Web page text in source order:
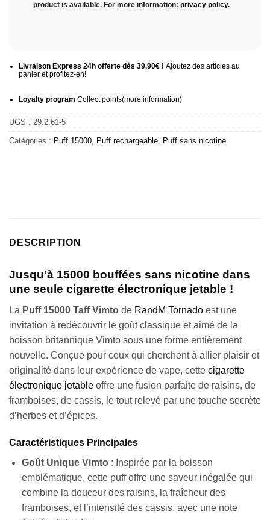
product is available. For more information: privacy policy.
Livraison Express 24h offerte dès 39,90€ ! Ajoutez des articles au
panier et profitez-en!
Loyalty program Collect points(more information)
UGS : 29.2.61-5
Catégories : Puff 15000, Puff rechargeable, Puff sans nicotine
DESCRIPTION
Jusqu’à 15000 bouffées sans nicotine dans
une seule cigarette électronique jetable !
La Puff 15000 Taff Vimto de RandM Tornado est une
invitation à redécouvrir le goût classique et aimé de la
boisson britannique Vimto sous une forme entièrement
nouvelle. Conçue pour ceux qui cherchent à allier plaisir et
originalité dans leur expérience de vape, cette cigarette
électronique jetable offre une fusion parfaite de raisins, de
framboises, de cassis, le tout relevé par une touche secrète
d’herbes et d’épices.
Caractéristiques Principales
Goût Unique Vimto: Inspirée par la boisson
emblématique, cette puff offre une saveur inégalée qui
combine la douceur des raisins, la fraîcheur des
framboises, et l’intensité des cassis, avec une note